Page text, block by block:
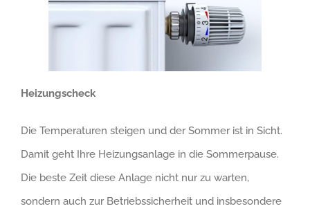
Heizungscheck
Die Temperaturen steigen und der Sommer ist in Sicht.
Damit geht Ihre Heizungsanlage in die Sommerpause.
Die beste Zeit diese Anlage nicht nur zu warten,
sondern auch zur Betriebssicherheit und insbesondere